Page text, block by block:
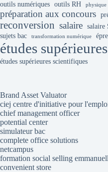
outils numériques outils RH physique
préparation aux concours
reconversion salaire salaire
sujets bac transformation numérique
études supérieures
études supérieures scientifiques
Brand Asset Valuator
ciej centre d'initiative pour
chief management officer
potential center
simulateur bac
complete office solutions
netcampus
formation social selling
convenient store